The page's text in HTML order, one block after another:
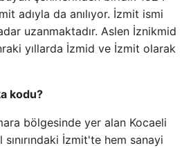
adıyla da anılıyor. İzmit ismi
uzanmaktadır. Aslen İznikmid
yıllarda İzmid ve İzmit olarak
kodu?
bölgesinde yer alan Kocaeli
İzmit'te hem sanayi